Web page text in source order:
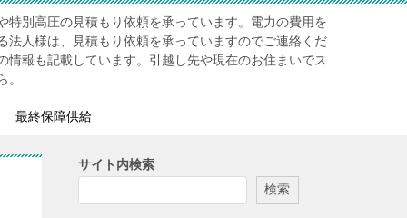
特別高圧の見積もり依頼を承っています。電力の費用を
法人様は、見積もり依頼を承っていますのでご連絡くだ
情報も記載しています。引越し先や現在のお住まいでス
最終保障供給
サイト内検索
検索